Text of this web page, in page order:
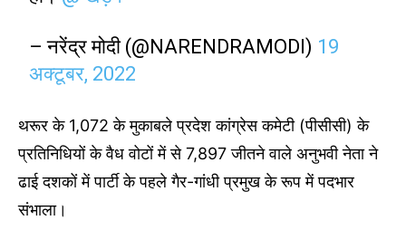
– नरेंद्र मोदी (@NARENDRAMODI) 19
अक्टूबर, 2022
थरूर के 1,072 के मुकाबले प्रदेश कांग्रेस कमेटी (पीसीसी) के
प्रतिनिधियों के वैध वोटों में से 7,897 जीतने वाले अनुभवी नेता ने
ढाई दशकों में पार्टी के पहले गैर-गांधी प्रमुख के रूप में पदभार
संभाला।